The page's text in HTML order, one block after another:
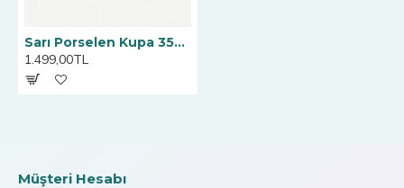
Sarı Porselen Kupa 350 ml Alphabet Collection by Pip Studio
1.499,00TL
Müşteri Hesabı